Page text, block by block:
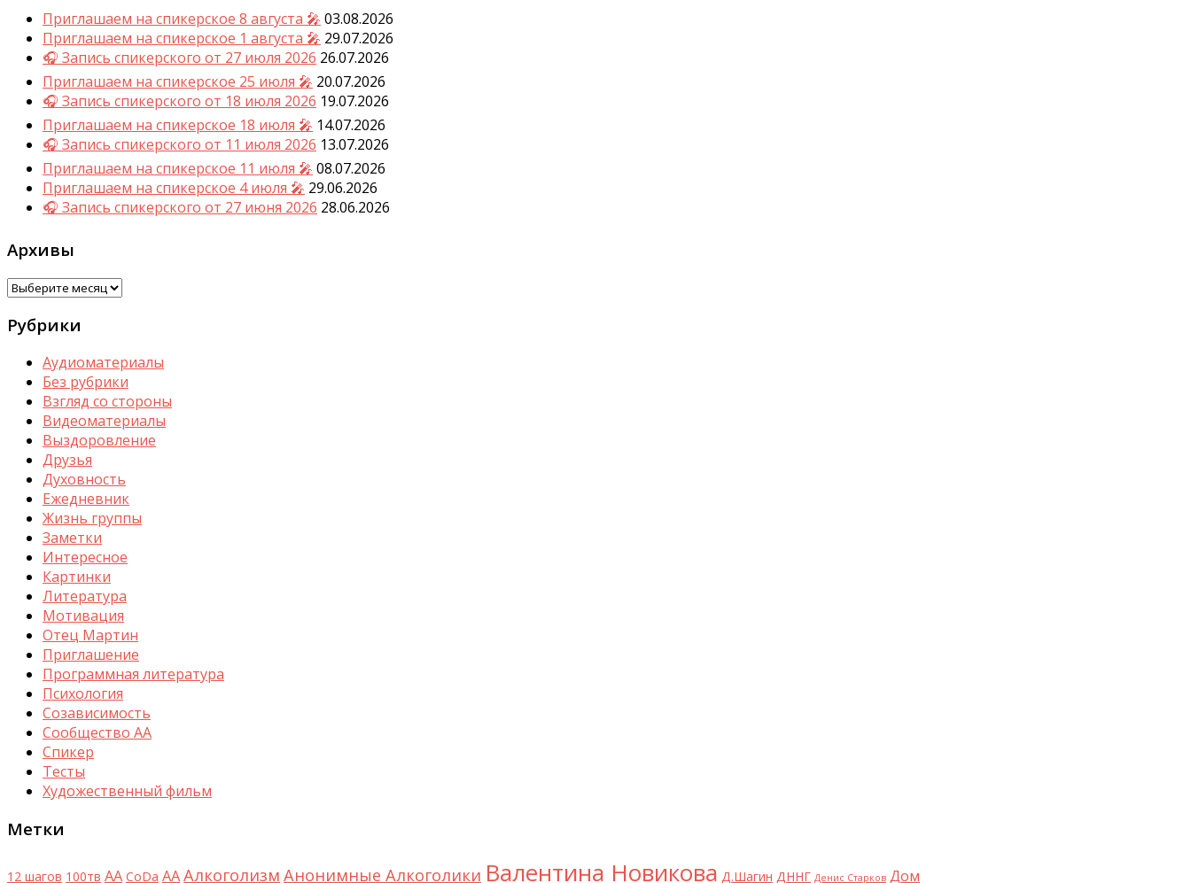
Приглашаем на спикерское 8 августа 🎤 03.08.2026
Приглашаем на спикерское 1 августа 🎤 29.07.2026
🎧 Запись спикерского от 27 июля 2026 26.07.2026
Приглашаем на спикерское 25 июля 🎤 20.07.2026
🎧 Запись спикерского от 18 июля 2026 19.07.2026
Приглашаем на спикерское 18 июля 🎤 14.07.2026
🎧 Запись спикерского от 11 июля 2026 13.07.2026
Приглашаем на спикерское 11 июля 🎤 08.07.2026
Приглашаем на спикерское 4 июля 🎤 29.06.2026
🎧 Запись спикерского от 27 июня 2026 28.06.2026
Архивы
Архивы
Рубрики
Аудиоматериалы
Без рубрики
Взгляд со стороны
Видеоматериалы
Выздоровление
Друзья
Духовность
Ежедневник
Жизнь группы
Заметки
Интересное
Картинки
Литература
Мотивация
Отец Мартин
Приглашение
Программная литература
Психология
Созависимость
Сообщество АА
Спикер
Тесты
Художественный фильм
Метки
12 шагов 100тв AA CoDa АААлкоголизм Анонимные Алкоголики Валентина Новикова Д.Шагин ДННГ Денис Старков Дом